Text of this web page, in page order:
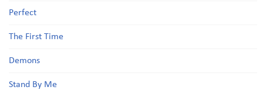
Perfect
The First Time
Demons
Stand By Me